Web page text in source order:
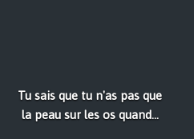
Tu sais que tu n'as pas que
la peau sur les os quand...